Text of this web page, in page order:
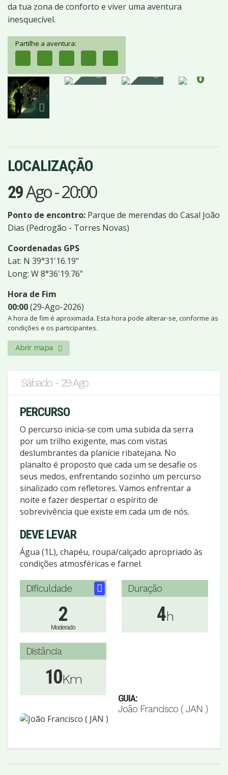
da tua zona de conforto e viver uma aventura
inesquecível.
Partilhe a aventura:
6
IMAGENS
LOCALIZAÇÃO
29Ago-20:00
Ponto de encontro: Parque de merendas do Casal João
Dias (Pedrogão - Torres Novas)
Coordenadas GPS
Lat: N 39°31'16.19"
Long: W 8°36'19.76"
Hora de Fim
00:00(29-Ago-2026)
A hora de fim é aproximada. Esta hora pode alterar-se, conforme as
condições e os participantes.
Abrir mapa
Sábado - 29 Ago
PERCURSO
O percurso inicia-se com uma subida da serra
por um trilho exigente, mas com vistas
deslumbrantes da planície ribatejana. No
planalto é proposto que cada um se desafie os
seus medos, enfrentando sozinho um percurso
sinalizado com refletores. Vamos enfrentar a
noite e fazer despertar o espírito de
sobrevivência que existe em cada um de nós.
DEVE LEVAR
Água (1L), chapéu, roupa/calçado apropriado às
condições atmosféricas e farnel.
Dificuldade
2
Moderado
Duração
4h
Distância
10Km
GUIA:
João Francisco ( JAN )